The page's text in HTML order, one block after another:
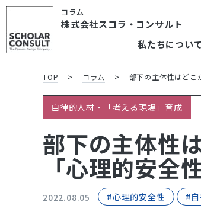
コラム
株式会社スコラ・コンサルト
私たちについて
TOP > コラム > 部下の主体性はどこ
自律的人材・「考える現場」育成
部下の主体性
「心理的安全
2022.08.05 #心理的安全性 #